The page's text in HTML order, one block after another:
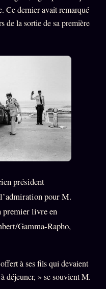
Ce dernier avait remarqué
de la sortie de sa première
président
pour M.
premier livre en
Gamma-Rapho,
à ses fils qui devaient
déjeuner, » se souvient M.